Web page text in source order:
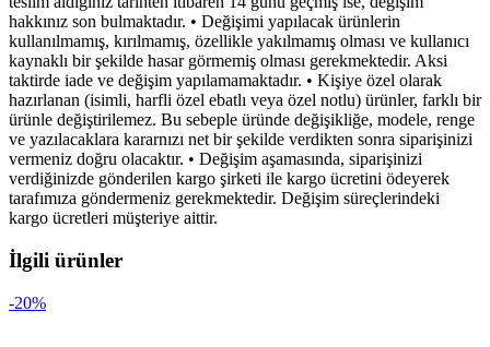
hakkınız son bulmaktadır. • Değişimi yapılacak ürünlerin
kullanılmamış, kırılmamış, özellikle yakılmamış olması ve kullanıcı
kaynaklı bir şekilde hasar görmemiş olması gerekmektedir. Aksi
taktirde iade ve değişim yapılamamaktadır. • Kişiye özel olarak
hazırlanan (isimli, harfli özel ebatlı veya özel notlu) ürünler, farklı bir
ürünle değiştirilemez. Bu sebeple üründe değişikliğe, modele, renge
ve yazılacaklara kararnızı net bir şekilde verdikten sonra siparişinizi
vermeniz doğru olacaktır. • Değişim aşamasında, siparişinizi
verdiğinizde gönderilen kargo şirketi ile kargo ücretini ödeyerek
tarafımıza göndermeniz gerekmektedir. Değişim süreçlerindeki
kargo ücretleri müşteriye aittir.
İlgili ürünler
-20%